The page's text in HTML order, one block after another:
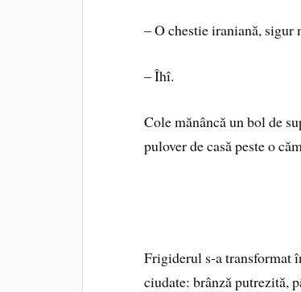
– O chestie iraniană, sigur
– Îhî.
Cole mănâncă un bol de
pulover de casă peste o
Frigiderul s‑a transformat
ciudate: brânză putrezită,